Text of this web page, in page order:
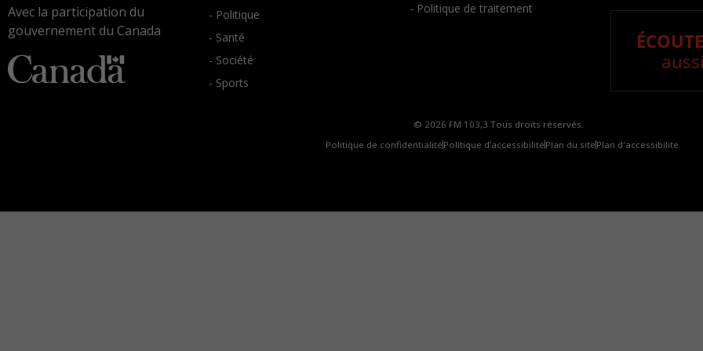
Avec la participation du
gouvernement du Canada
- Politique
- Santé
- Société
- Sports
- Politique de traitement
© 2026 FM 103,3 Tous droits réservés.
Politique de confidentialité Politique d’accessibilité Plan du site Plan d'accessibilite